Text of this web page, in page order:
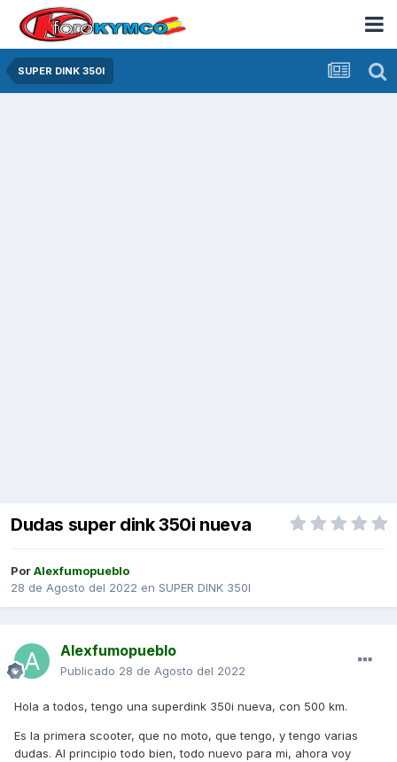
SUPER DINK 350I
Dudas super dink 350i nueva
PorAlexfumopueblo
28 de Agosto del 2022 en SUPER DINK 350I
Alexfumopueblo
Publicado 28 de Agosto del 2022
Hola a todos, tengo una superdink 350i nueva, con 500 km.
Es la primera scooter, que no moto, que tengo, y tengo varias
dudas. Al principio todo bien, todo nuevo para mi, ahora voy